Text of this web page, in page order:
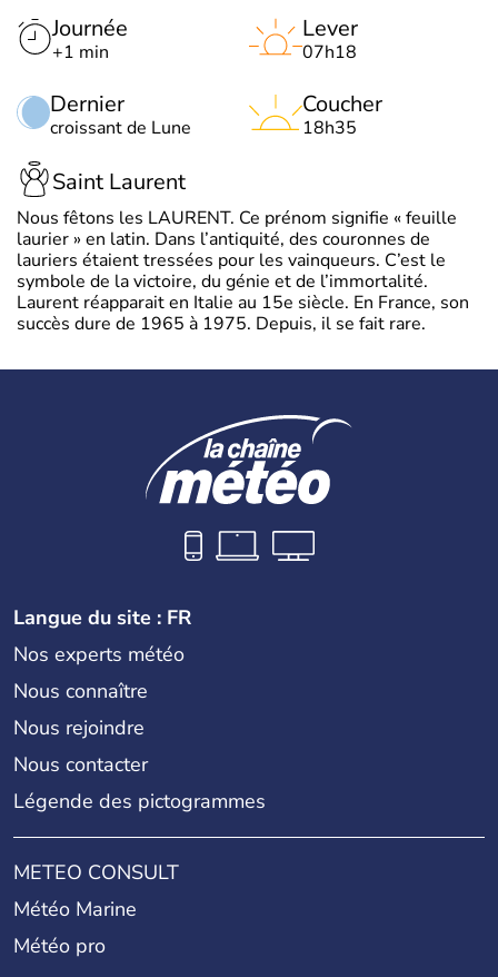
Journée
+1 min
Dernier
croissant de Lune
Lever
07h18
Coucher
18h35
Saint Laurent
Nous fêtons les LAURENT. Ce prénom signifie « feuille
laurier » en latin. Dans l’antiquité, des couronnes de
lauriers étaient tressées pour les vainqueurs. C’est le
symbole de la victoire, du génie et de l’immortalité.
Laurent réapparait en Italie au 15e siècle. En France, son
succès dure de 1965 à 1975. Depuis, il se fait rare.
Langue du site : FR
Nos experts météo
Nous connaître
Nous rejoindre
Nous contacter
Légende des pictogrammes
METEO CONSULT
Météo Marine
Météo pro